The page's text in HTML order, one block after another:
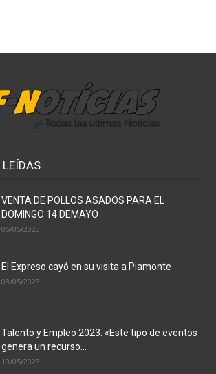
VENTA DE POLLOS ASADOS PARA EL
DOMINGO 14 DEMAYO
05/05/2023
El Expreso cayó en su visita a Piamonte
08/05/2023
Talento y Empleo 2023: «Este tipo de eventos
genera un recurso...
10/05/2023